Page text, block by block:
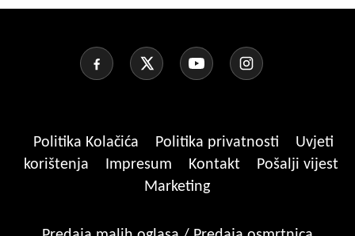
Politika Kolačića Politika privatnosti
Uvjeti
korištenja
Impresum Kontakt
Pošalji vijest
Marketing